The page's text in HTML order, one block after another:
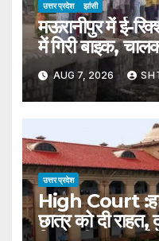
उत्तर प्रदेश झांसी
मऊरानीपुर में ई-
में गिरी बाइक,
हादसा
AUG 7, 2026
उत्तर प्रदेश
High Court
छात्र को दी